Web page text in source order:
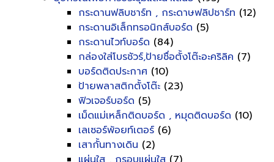
กระดานฟลิบชาร์ท , กระดาษฟลิปชาร์ท (12)
กระดานอิเล็กทรอนิกส์บอร์ด (5)
กระดานไวท์บอร์ด (84)
กล่องใส่โบรชัวร์,ป้ายชื่อตั้งโต๊ะอะคริลิค (7)
บอร์ดติดประกาศ (10)
ป้ายพลาสติกตั้งโต๊ะ (23)
ฟิวเจอร์บอร์ด (5)
เม็ดแม่เหล็กติดบอร์ด , หมุดติดบอร์ด (10)
เลเซอร์พ้อยท์เตอร์ (6)
เสากั้นทางเดิน (2)